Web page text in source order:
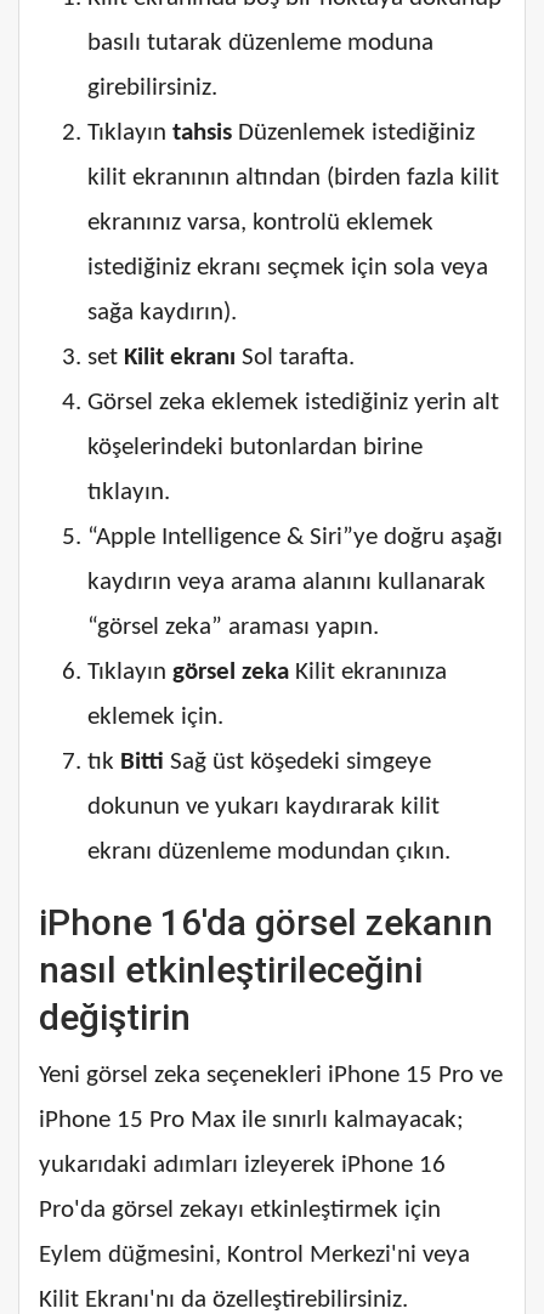
basılı tutarak düzenleme moduna
girebilirsiniz.
Tıklayın tahsis Düzenlemek istediğiniz
kilit ekranının altından (birden fazla kilit
ekranınız varsa, kontrolü eklemek
istediğiniz ekranı seçmek için sola veya
sağa kaydırın).
set Kilit ekranı Sol tarafta.
Görsel zeka eklemek istediğiniz yerin alt
köşelerindeki butonlardan birine
tıklayın.
“Apple Intelligence & Siri”ye doğru aşağı
kaydırın veya arama alanını kullanarak
“görsel zeka” araması yapın.
Tıklayın görsel zeka Kilit ekranınıza
eklemek için.
tık Bitti Sağ üst köşedeki simgeye
dokunun ve yukarı kaydırarak kilit
ekranı düzenleme modundan çıkın.
iPhone 16'da görsel zekanın
nasıl etkinleştirileceğini
değiştirin
Yeni görsel zeka seçenekleri iPhone 15 Pro ve
iPhone 15 Pro Max ile sınırlı kalmayacak;
yukarıdaki adımları izleyerek iPhone 16
Pro'da görsel zekayı etkinleştirmek için
Eylem düğmesini, Kontrol Merkezi'ni veya
Kilit Ekranı'nı da özelleştirebilirsiniz.